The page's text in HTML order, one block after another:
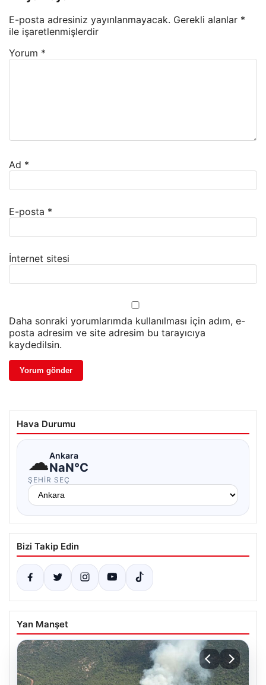
E-posta adresiniz yayınlanmayacak. Gerekli alanlar *
ile işaretlenmişlerdir
Yorum *
Ad *
E-posta *
İnternet sitesi
Daha sonraki yorumlarımda kullanılması için adım, e-
posta adresim ve site adresim bu tarayıcıya
kaydedilsin.
Hava Durumu
☁Ankara
NaN°C
ŞEHIR SEÇ
Bizi Takip Edin
Yan Manşet